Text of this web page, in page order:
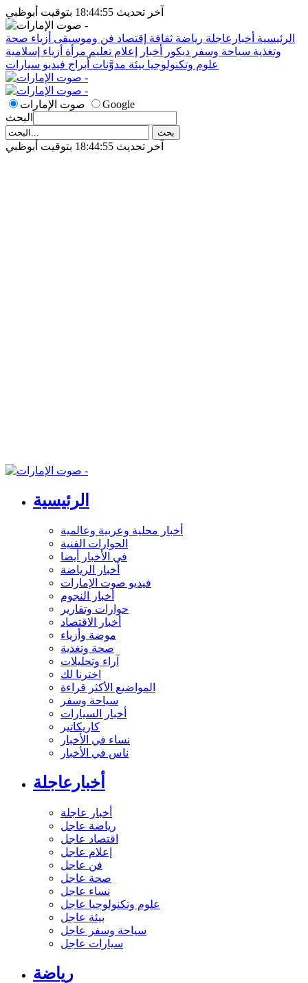
آخر تحديث 18:44:55 بتوقيت أبوظبي
الرئيسية أخبارعاجلة رياضة ثقافة إقتصاد فن وموسيقى أزياء صحة
وتغذية سياحة وسفر ديكور أخبار إعلام تعليم مرأة أزياء إسلامية
علوم وتكنولوجيا بيئة مدوَّنات أبراج فيديو سيارات
صوت الإمارات
Google
البحث
آخر تحديث 18:44:55 بتوقيت أبوظبي
الرئيسية
أخبار محلية وعربية وعالمية
الحوارات الفنية
في الأخبار أيضا
أخبار الرياضة
فيديو صوت الإمارات
أخبار النجوم
حوارات وتقارير
أخبار الاقتصاد
موضة وأزياء
صحة وتغذية
آراء وتحليلات
اخترنا لك
المواضيع الأكثر قراءة
سياحة وسفر
أخبار السيارات
كاريكاتير
نساء في الأخبار
ناس في الأخبار
أخبارعاجلة
أخبار عاجلة
رياضة عاجل
اقتصاد عاجل
إعلام عاجل
فن عاجل
صحة عاجل
نساء عاجل
علوم وتكنولوجيا عاجل
بيئة عاجل
سياحة وسفر عاجل
سيارات عاجل
رياضة